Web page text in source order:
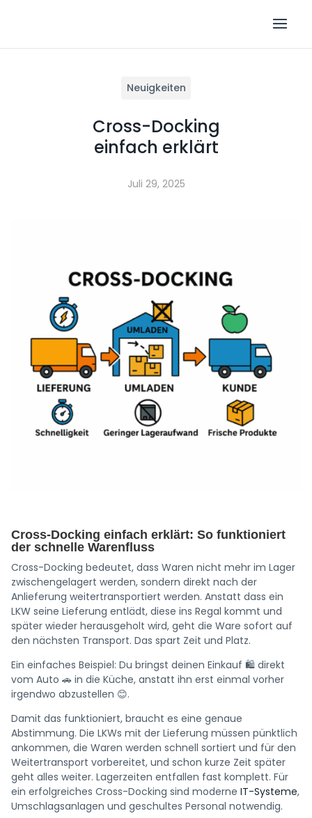
Neuigkeiten
Cross-Docking
einfach erklärt
Juli 29, 2025
Cross-Docking einfach erklärt: So funktioniert
der schnelle Warenfluss
Cross-Docking bedeutet, dass Waren nicht mehr im Lager
zwischengelagert werden, sondern direkt nach der
Anlieferung weitertransportiert werden. Anstatt dass ein
LKW seine Lieferung entlädt, diese ins Regal kommt und
später wieder herausgeholt wird, geht die Ware sofort auf
den nächsten Transport. Das spart Zeit und Platz.
Ein einfaches Beispiel: Du bringst deinen Einkauf 🛍️ direkt
vom Auto 🚗 in die Küche, anstatt ihn erst einmal vorher
irgendwo abzustellen 😊.
Damit das funktioniert, braucht es eine genaue
Abstimmung. Die LKWs mit der Lieferung müssen pünktlich
ankommen, die Waren werden schnell sortiert und für den
Weitertransport vorbereitet, und schon kurze Zeit später
geht alles weiter. Lagerzeiten entfallen fast komplett. Für
ein erfolgreiches Cross-Docking sind moderne IT-Systeme,
Umschlagsanlagen und geschultes Personal notwendig.